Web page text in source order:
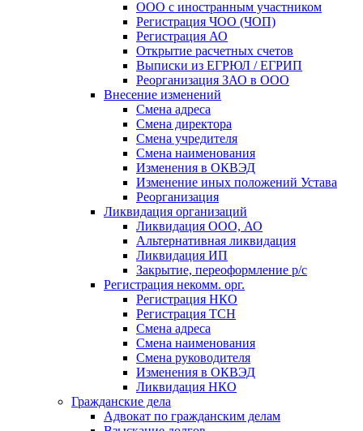
ООО с иностранным участником
Регистрация ЧОО (ЧОП)
Регистрация АО
Открытие расчетных счетов
Выписки из ЕГРЮЛ / ЕГРИП
Реорганизация ЗАО в ООО
Внесение изменений
Смена адреса
Смена директора
Cмена учредителя
Смена наименования
Изменения в ОКВЭД
Изменение иных положений Устава
Реорганизация
Ликвидация организаций
Ликвидация ООО, АО
Альтернативная ликвидация
Ликвидация ИП
Закрытие, переоформление р/с
Регистрация некомм. орг.
Регистрация НКО
Регистрация ТСН
Смена адреса
Смена наименования
Смена руководителя
Изменения в ОКВЭД
Ликвидация НКО
Гражданские дела
Адвокат по гражданским делам